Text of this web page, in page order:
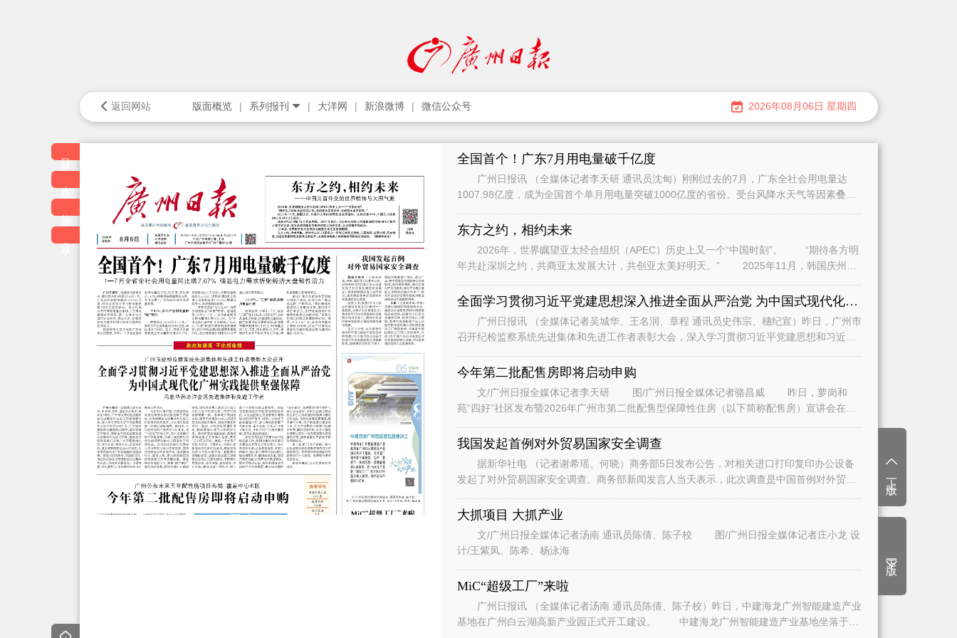
返回网站 版面概览 系列报刊 大洋网 新浪微博 微信公众号 2026年08月06日 星期四
全国首个！广东7月用电量破千亿度
广州日报讯 （全媒体记者李天研 通讯员沈甸）刚刚过去的7月，广东全社会用电量达
1007.98亿度，成为全国首个单月用电量突破1000亿度的省份。受台风降水天气等因素叠加
东方之约，相约未来
2026年，世界瞩望亚太经合组织（APEC）历史上又一个“中国时刻”。 “期待各方明
年共赴深圳之约，共商亚太发展大计，共创亚太美好明天。” 2025年11月，韩国庆州，
全面学习贯彻习近平党建思想深入推进全面从严治党 为中国式现代化广州实践提供坚强保障
广州日报讯 （全媒体记者吴城华、王名润、章程 通讯员史伟宗、穗纪宣）昨日，广州市
召开纪检监察系统先进集体和先进工作者表彰大会，深入学习贯彻习近平党建思想和习近平
今年第二批配售房即将启动申购
文/广州日报全媒体记者李天研 图/广州日报全媒体记者骆昌威 昨日，萝岗和
苑“四好”社区发布暨2026年广州市第二批配售型保障性住房（以下简称配售房）宣讲会在广
我国发起首例对外贸易国家安全调查
据新华社电 （记者谢希瑶、何晓）商务部5日发布公告，对相关进口打印复印办公设备
发起了对外贸易国家安全调查。商务部新闻发言人当天表示，此次调查是中国首例对外贸易
大抓项目 大抓产业
文/广州日报全媒体记者汤南 通讯员陈倩、陈子校 图/广州日报全媒体记者庄小龙 设
计/王紫凤、陈希、杨泳海
MiC“超级工厂”来啦
广州日报讯 （全媒体记者汤南 通讯员陈倩、陈子校）昨日，中建海龙广州智能建造产业
基地在广州白云湖高新产业园正式开工建设。 中建海龙广州智能建造产业基地坐落于白